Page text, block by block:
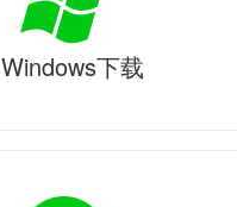
Windows下载